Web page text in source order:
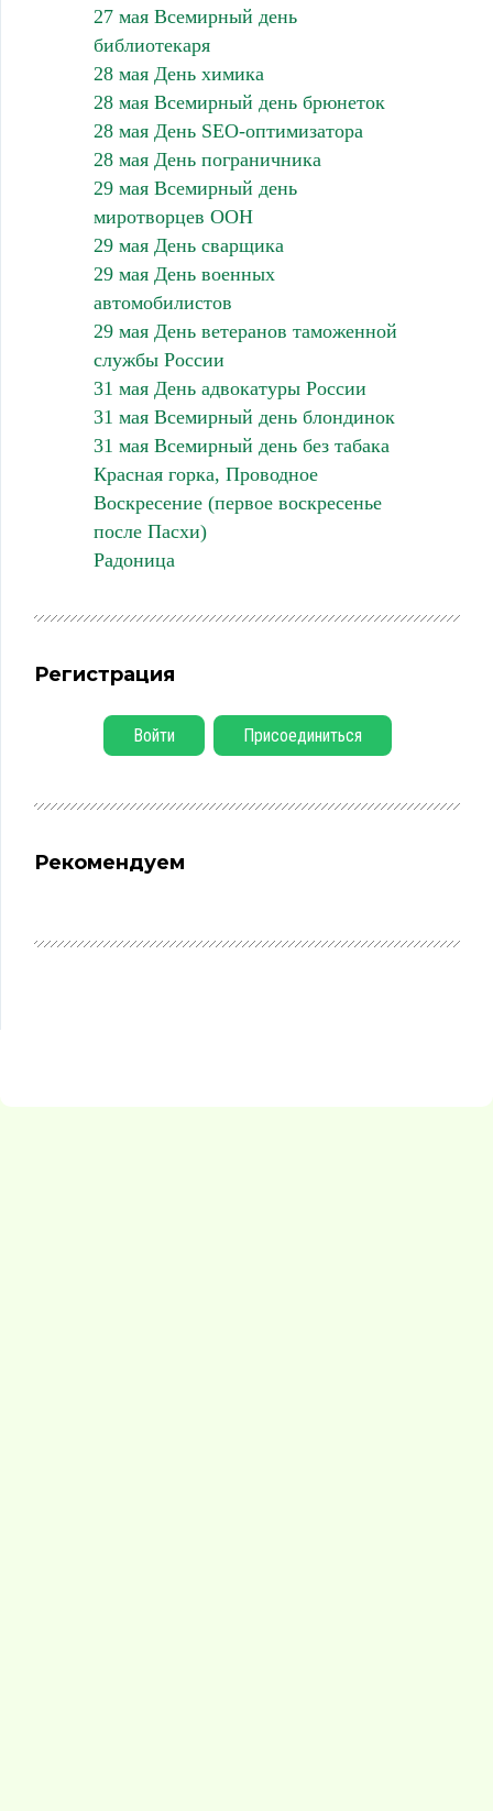
27 мая Всемирный день
библиотекаря
28 мая День химика
28 мая Всемирный день брюнеток
28 мая День SEO-оптимизатора
28 мая День пограничника
29 мая Всемирный день
миротворцев ООН
29 мая День сварщика
29 мая День военных
автомобилистов
29 мая День ветеранов таможенной
службы России
31 мая День адвокатуры России
31 мая Всемирный день блондинок
31 мая Всемирный день без табака
Красная горка, Проводное
Воскресение (первое воскресенье
после Пасхи)
Радоница
Регистрация
Войти Присоединиться
Рекомендуем